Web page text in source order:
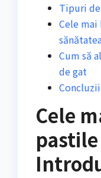
Tipuri
Cele
Cum să
de gat
Cele